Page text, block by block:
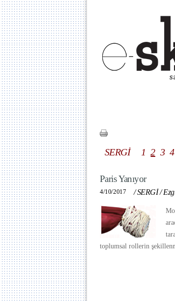
SERGİ 1 2 3 4
Paris Yanıyor
4/10/2017 /SERGİ /
toplumsal rollerin